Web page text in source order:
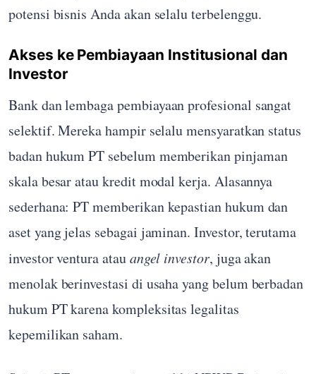
potensi bisnis Anda akan selalu terbelenggu.
Akses ke Pembiayaan Institusional dan
Investor
Bank dan lembaga pembiayaan profesional sangat
selektif. Mereka hampir selalu mensyaratkan status
badan hukum PT sebelum memberikan pinjaman
skala besar atau kredit modal kerja. Alasannya
sederhana: PT memberikan kepastian hukum dan
aset yang jelas sebagai jaminan. Investor, terutama
investor ventura atauangel investor, juga akan
menolak berinvestasi di usaha yang belum berbadan
hukum PT karena kompleksitas legalitas
kepemilikan saham.